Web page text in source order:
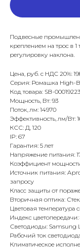
Подвесные
креплением на трос в
регулировку наклона.
Цена, руб. с НДС 20%:
Серия: Ромашка High-
Код товара: SB-00019223
Мощность, Вт: 93
Поток, лм: 14970
Эффективность, лм/Вт:
КСС: Д, 120
IP: 67
Гарантия: 5 лет
Напряжение питания:
Коэффициент
Источник питания:
запросу
Класс защиты от
Вторичная оптика:
Цветовая температура
Индекс цветопередачи:
Светодиоды: Samsung
Рабочий ток
Климатическое